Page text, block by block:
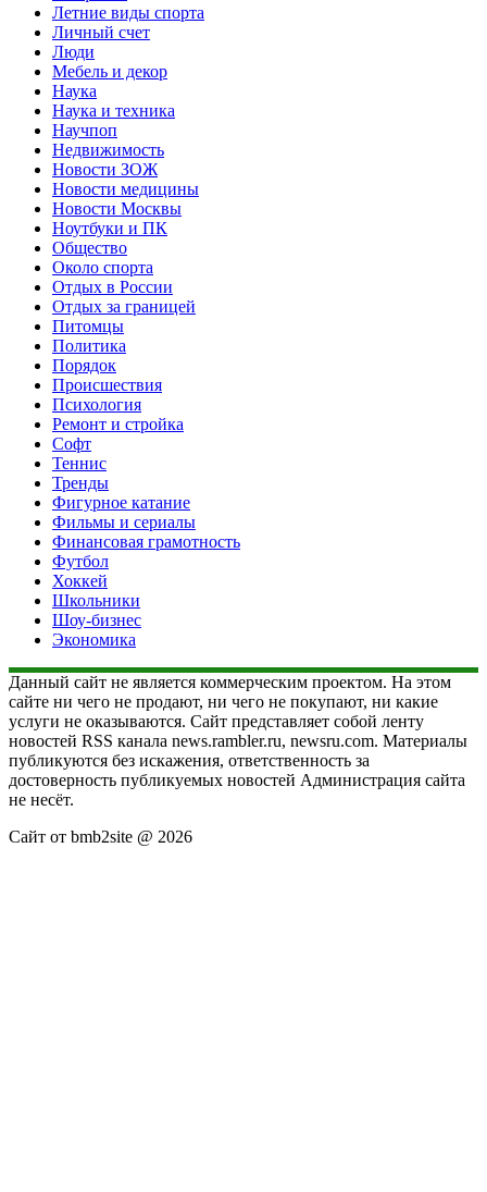
Летние виды спорта
Личный счет
Люди
Мебель и декор
Наука
Наука и техника
Научпоп
Недвижимость
Новости ЗОЖ
Новости медицины
Новости Москвы
Ноутбуки и ПК
Общество
Около спорта
Отдых в России
Отдых за границей
Питомцы
Политика
Порядок
Происшествия
Психология
Ремонт и стройка
Софт
Теннис
Тренды
Фигурное катание
Фильмы и сериалы
Финансовая грамотность
Футбол
Хоккей
Школьники
Шоу-бизнес
Экономика
Данный сайт не является коммерческим проектом. На этом
сайте ни чего не продают, ни чего не покупают, ни какие
услуги не оказываются. Сайт представляет собой ленту
новостей RSS канала news.rambler.ru, newsru.com. Материалы
публикуются без искажения, ответственность за
достоверность публикуемых новостей Администрация сайта
не несёт.
Сайт от bmb2site @ 2026